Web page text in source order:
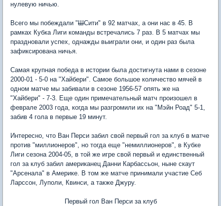
нулевую ничью.
Всего мы побеждали "ШСити" в 92 матчах, а они нас в 45. В
рамках Кубка Лиги команды встречались 7 раз. В 5 матчах мы
праздновали успех, однажды выиграли они, и один раз была
зафиксирована ничья.
Самая крупная победа в истории была достигнута нами в сезоне
2000-01 - 5-0 на "Хайбери". Самое большое количество мячей в
одном матче мы забивали в сезоне 1956-57 опять же на
"Хайбери" - 7-3. Еще один примечательный матч произошел в
феврале 2003 года, когда мы разгромили их на "Мэйн Роад" 5-1,
забив 4 гола в первые 19 минут.
Интересно, что Ван Перси забил свой первый гол за клуб в матче
против "миллионеров", но тогда еще "немиллионеров", в Кубке
Лиги сезона 2004-05, в той же игре свой первый и единственный
гол за клуб забил американец Данни Карбассьон, ныне скаут
"Арсенала" в Америке. В том же матче принимали участие Себ
Ларссон, Луполи, Квинси, а также Джуру.
Первый гол Ван Перси за клуб